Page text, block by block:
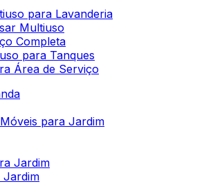
para Lavanderia
Multiuso
Completa
para Tanques
Área de Serviço
para Jardim
Jardim
Jardim